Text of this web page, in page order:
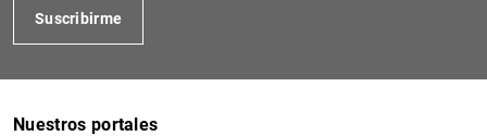
Suscribirme
Nuestros portales